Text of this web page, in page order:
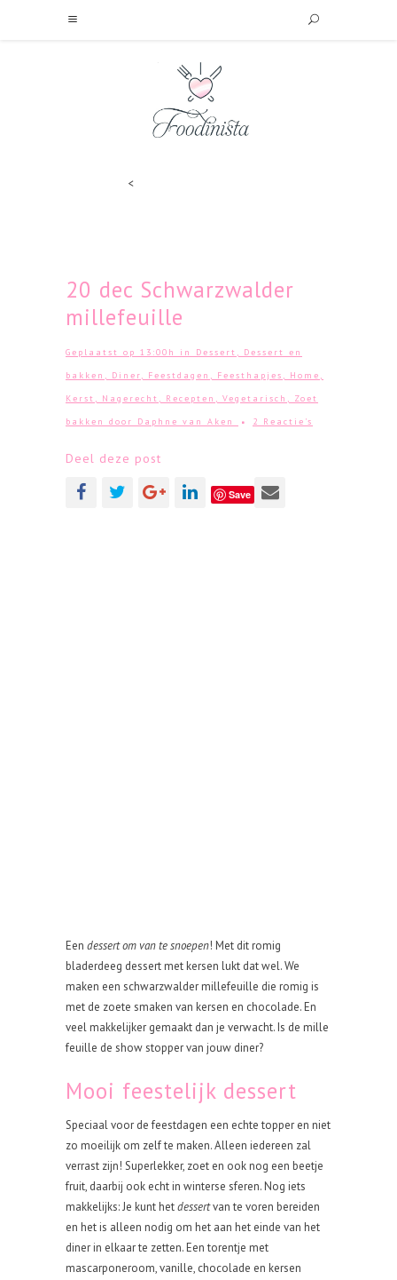
<
20 dec Schwarzwalder
millefeuille
Geplaatst op 13:00h in Dessert , Dessert en
bakken , Diner, Feestdagen , Feesthapjes , Home ,
Kerst , Nagerecht , Recepten , Vegetarisch , Zoet
bakken
door Daphne van Aken 2 Reactie's
Deel deze post
Save
Een dessert om van te snoepen! Met dit romig
bladerdeeg dessert met kersen lukt dat wel. We
maken een schwarzwalder millefeuille die romig is
met de zoete smaken van kersen en chocolade. En
veel makkelijker gemaakt dan je verwacht. Is de mille
feuille de show stopper van jouw diner?
Mooi feestelijk dessert
Speciaal voor de feestdagen een echte topper en niet
zo moeilijk om zelf te maken. Alleen iedereen zal
verrast zijn! Superlekker, zoet en ook nog een beetje
fruit, daarbij ook echt in winterse sferen. Nog iets
makkelijks: Je kunt hetdessertvan te voren bereiden
en het is alleen nodig om het aan het einde van het
diner in elkaar te zetten. Een torentje met
mascarponeroom, vanille, chocolade en kersen